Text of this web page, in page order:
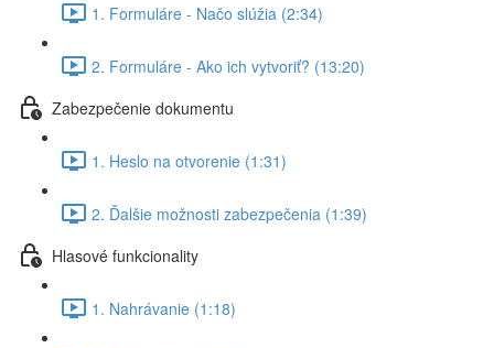
1. Formuláre - Načo slúžia (2:34)
2. Formuláre - Ako ich vytvoriť? (13:20)
Zabezpečenie dokumentu
1. Heslo na otvorenie (1:31)
2. Ďalšie možnosti zabezpečenia (1:39)
Hlasové funkcionality
1. Nahrávanie (1:18)